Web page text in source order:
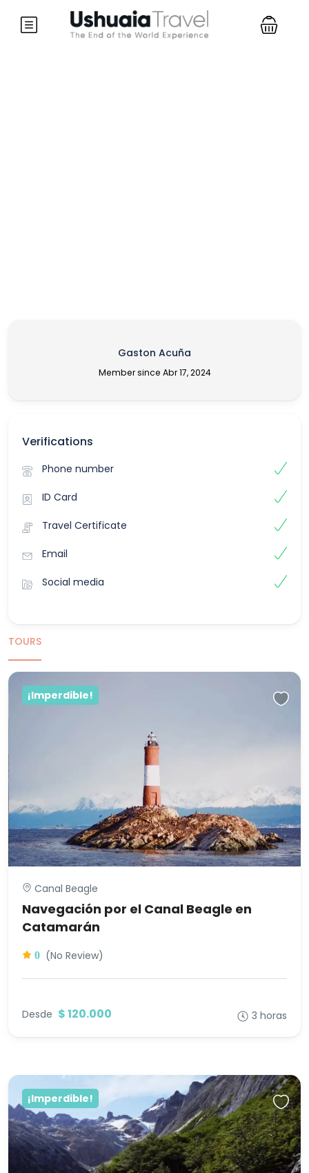
Gaston Acuña
Member since Abr 17, 2024
Verifications
Phone number
ID Card
Travel Certificate
Email
Social media
TOURS
¡Imperdible!
Canal Beagle
Navegación por el Canal Beagle en
Catamarán
0 (No Review)
Desde $ 120.000 3 horas
¡Imperdible!